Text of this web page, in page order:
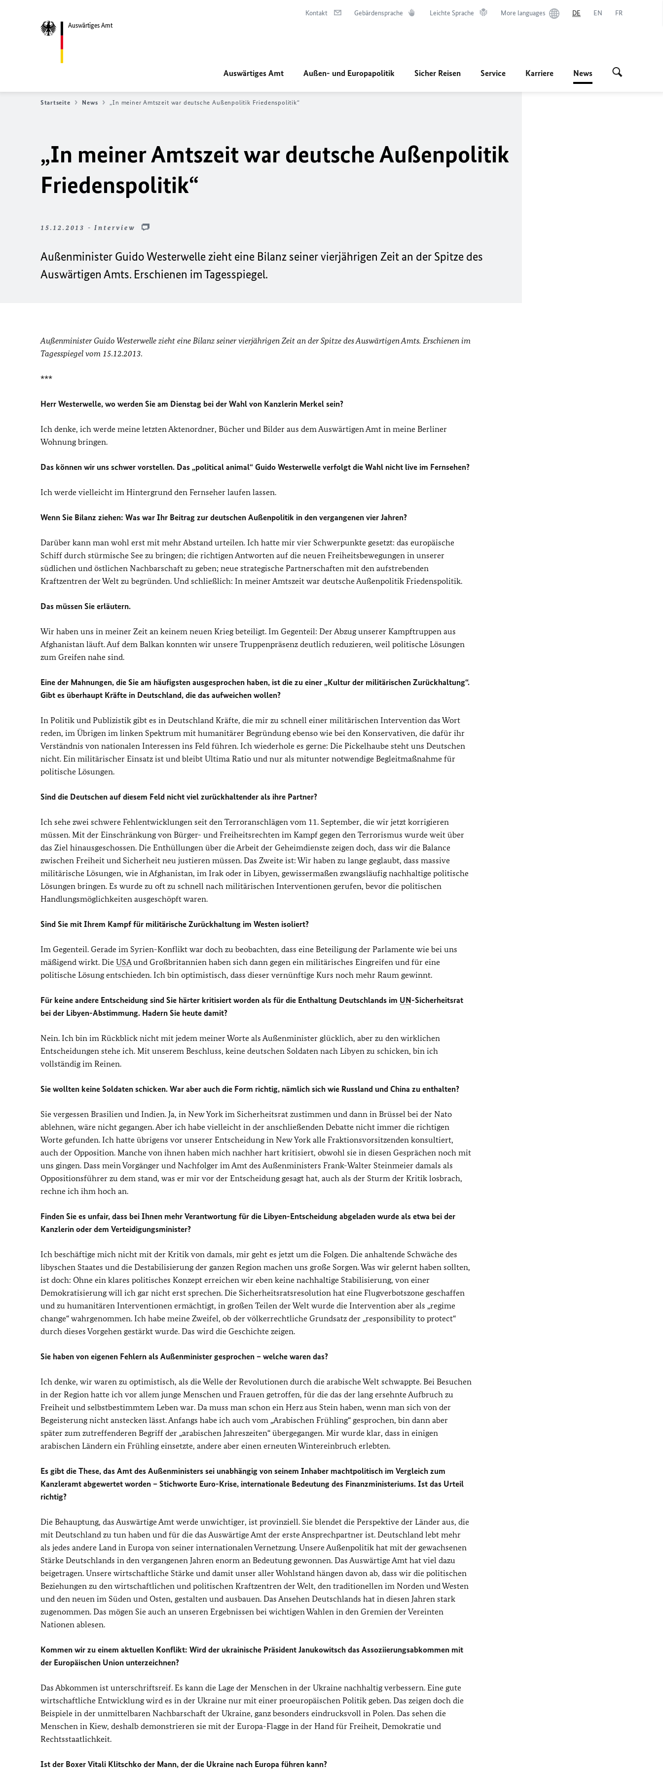
Auswärtiges Amt
Kontakt Gebärdensprache Leichte Sprache More languages DE EN FR
Auswärtiges Amt Außen- und Europapolitik Sicher Reisen Service Karriere News
Startseite News „In meiner Amtszeit war deutsche Außenpolitik Friedenspolitik“
„In meiner Amtszeit war deutsche Außenpolitik
Friedenspolitik“
15.12.2013 - Interview
Außenminister Guido Westerwelle zieht eine Bilanz seiner vierjährigen Zeit an der Spitze des
Auswärtigen Amts. Erschienen im Tagesspiegel.
Außenminister Guido Westerwelle zieht eine Bilanz seiner vierjährigen Zeit an der Spitze des Auswärtigen Amts. Erschienen im
Tagesspiegel vom 15.12.2013.
***
Herr Westerwelle, wo werden Sie am Dienstag bei der Wahl von Kanzlerin Merkel sein?
Ich denke, ich werde meine letzten Aktenordner, Bücher und Bilder aus dem Auswärtigen Amt in meine Berliner
Wohnung bringen.
Das können wir uns schwer vorstellen. Das „political animal“ Guido Westerwelle verfolgt die Wahl nicht live im Fernsehen?
Ich werde vielleicht im Hintergrund den Fernseher laufen lassen.
Wenn Sie Bilanz ziehen: Was war Ihr Beitrag zur deutschen Außenpolitik in den vergangenen vier Jahren?
Darüber kann man wohl erst mit mehr Abstand urteilen. Ich hatte mir vier Schwerpunkte gesetzt: das europäische
Schiff durch stürmische See zu bringen; die richtigen Antworten auf die neuen Freiheitsbewegungen in unserer
südlichen und östlichen Nachbarschaft zu geben; neue strategische Partnerschaften mit den aufstrebenden
Kraftzentren der Welt zu begründen. Und schließlich: In meiner Amtszeit war deutsche Außenpolitik Friedenspolitik.
Das müssen Sie erläutern.
Wir haben uns in meiner Zeit an keinem neuen Krieg beteiligt. Im Gegenteil: Der Abzug unserer Kampftruppen aus
Afghanistan läuft. Auf dem Balkan konnten wir unsere Truppenpräsenz deutlich reduzieren, weil politische Lösungen
zum Greifen nahe sind.
Eine der Mahnungen, die Sie am häufigsten ausgesprochen haben, ist die zu einer „Kultur der militärischen Zurückhaltung“.
Gibt es überhaupt Kräfte in Deutschland, die das aufweichen wollen?
In Politik und Publizistik gibt es in Deutschland Kräfte, die mir zu schnell einer militärischen Intervention das Wort
reden, im Übrigen im linken Spektrum mit humanitärer Begründung ebenso wie bei den Konservativen, die dafür ihr
Verständnis von nationalen Interessen ins Feld führen. Ich wiederhole es gerne: Die Pickelhaube steht uns Deutschen
nicht. Ein militärischer Einsatz ist und bleibt Ultima Ratio und nur als mitunter notwendige Begleitmaßnahme für
politische Lösungen.
Sind die Deutschen auf diesem Feld nicht viel zurückhaltender als ihre Partner?
Ich sehe zwei schwere Fehlentwicklungen seit den Terroranschlägen vom 11. September, die wir jetzt korrigieren
müssen. Mit der Einschränkung von Bürger- und Freiheitsrechten im Kampf gegen den Terrorismus wurde weit über
das Ziel hinausgeschossen. Die Enthüllungen über die Arbeit der Geheimdienste zeigen doch, dass wir die Balance
zwischen Freiheit und Sicherheit neu justieren müssen. Das Zweite ist: Wir haben zu lange geglaubt, dass massive
militärische Lösungen, wie in Afghanistan, im Irak oder in Libyen, gewissermaßen zwangsläufig nachhaltige politische
Lösungen bringen. Es wurde zu oft zu schnell nach militärischen Interventionen gerufen, bevor die politischen
Handlungsmöglichkeiten ausgeschöpft waren.
Sind Sie mit Ihrem Kampf für militärische Zurückhaltung im Westen isoliert?
Im Gegenteil. Gerade im Syrien-Konflikt war doch zu beobachten, dass eine Beteiligung der Parlamente wie bei uns
mäßigend wirkt. Die USAund Großbritannien haben sich dann gegen ein militärisches Eingreifen und für eine
politische Lösung entschieden. Ich bin optimistisch, dass dieser vernünftige Kurs noch mehr Raum gewinnt.
Für keine andere Entscheidung sind Sie härter kritisiert worden als für die Enthaltung Deutschlands im UN-Sicherheitsrat
bei der Libyen-Abstimmung. Hadern Sie heute damit?
Nein. Ich bin im Rückblick nicht mit jedem meiner Worte als Außenminister glücklich, aber zu den wirklichen
Entscheidungen stehe ich. Mit unserem Beschluss, keine deutschen Soldaten nach Libyen zu schicken, bin ich
vollständig im Reinen.
Sie wollten keine Soldaten schicken. War aber auch die Form richtig, nämlich sich wie Russland und China zu enthalten?
Sie vergessen Brasilien und Indien. Ja, in New York im Sicherheitsrat zustimmen und dann in Brüssel bei der Nato
ablehnen, wäre nicht gegangen. Aber ich habe vielleicht in der anschließenden Debatte nicht immer die richtigen
Worte gefunden. Ich hatte übrigens vor unserer Entscheidung in New York alle Fraktionsvorsitzenden konsultiert,
auch der Opposition. Manche von ihnen haben mich nachher hart kritisiert, obwohl sie in diesen Gesprächen noch mit
uns gingen. Dass mein Vorgänger und Nachfolger im Amt des Außenministers Frank-Walter Steinmeier damals als
Oppositionsführer zu dem stand, was er mir vor der Entscheidung gesagt hat, auch als der Sturm der Kritik losbrach,
rechne ich ihm hoch an.
Finden Sie es unfair, dass bei Ihnen mehr Verantwortung für die Libyen-Entscheidung abgeladen wurde als etwa bei der
Kanzlerin oder dem Verteidigungsminister?
Ich beschäftige mich nicht mit der Kritik von damals, mir geht es jetzt um die Folgen. Die anhaltende Schwäche des
libyschen Staates und die Destabilisierung der ganzen Region machen uns große Sorgen. Was wir gelernt haben sollten,
ist doch: Ohne ein klares politisches Konzept erreichen wir eben keine nachhaltige Stabilisierung, von einer
Demokratisierung will ich gar nicht erst sprechen. Die Sicherheitsratsresolution hat eine Flugverbotszone geschaffen
und zu humanitären Interventionen ermächtigt, in großen Teilen der Welt wurde die Intervention aber als „regime
change“ wahrgenommen. Ich habe meine Zweifel, ob der völkerrechtliche Grundsatz der „responsibility to protect“
durch dieses Vorgehen gestärkt wurde. Das wird die Geschichte zeigen.
Sie haben von eigenen Fehlern als Außenminister gesprochen – welche waren das?
Ich denke, wir waren zu optimistisch, als die Welle der Revolutionen durch die arabische Welt schwappte. Bei Besuchen
in der Region hatte ich vor allem junge Menschen und Frauen getroffen, für die das der lang ersehnte Aufbruch zu
Freiheit und selbstbestimmtem Leben war. Da muss man schon ein Herz aus Stein haben, wenn man sich von der
Begeisterung nicht anstecken lässt. Anfangs habe ich auch vom „Arabischen Frühling“ gesprochen, bin dann aber
später zum zutreffenderen Begriff der „arabischen Jahreszeiten“ übergegangen. Mir wurde klar, dass in einigen
arabischen Ländern ein Frühling einsetzte, andere aber einen erneuten Wintereinbruch erlebten.
Es gibt die These, das Amt des Außenministers sei unabhängig von seinem Inhaber machtpolitisch im Vergleich zum
Kanzleramt abgewertet worden – Stichworte Euro-Krise, internationale Bedeutung des Finanzministeriums. Ist das Urteil
richtig?
Die Behauptung, das Auswärtige Amt werde unwichtiger, ist provinziell. Sie blendet die Perspektive der Länder aus, die
mit Deutschland zu tun haben und für die das Auswärtige Amt der erste Ansprechpartner ist. Deutschland lebt mehr
als jedes andere Land in Europa von seiner internationalen Vernetzung. Unsere Außenpolitik hat mit der gewachsenen
Stärke Deutschlands in den vergangenen Jahren enorm an Bedeutung gewonnen. Das Auswärtige Amt hat viel dazu
beigetragen. Unsere wirtschaftliche Stärke und damit unser aller Wohlstand hängen davon ab, dass wir die politischen
Beziehungen zu den wirtschaftlichen und politischen Kraftzentren der Welt, den traditionellen im Norden und Westen
und den neuen im Süden und Osten, gestalten und ausbauen. Das Ansehen Deutschlands hat in diesen Jahren stark
zugenommen. Das mögen Sie auch an unseren Ergebnissen bei wichtigen Wahlen in den Gremien der Vereinten
Nationen ablesen.
Kommen wir zu einem aktuellen Konflikt: Wird der ukrainische Präsident Janukowitsch das Assoziierungsabkommen mit
der Europäischen Union unterzeichnen?
Das Abkommen ist unterschriftsreif. Es kann die Lage der Menschen in der Ukraine nachhaltig verbessern. Eine gute
wirtschaftliche Entwicklung wird es in der Ukraine nur mit einer proeuropäischen Politik geben. Das zeigen doch die
Beispiele in der unmittelbaren Nachbarschaft der Ukraine, ganz besonders eindrucksvoll in Polen. Das sehen die
Menschen in Kiew, deshalb demonstrieren sie mit der Europa-Flagge in der Hand für Freiheit, Demokratie und
Rechtsstaatlichkeit.
Ist der Boxer Vitali Klitschko der Mann, der die Ukraine nach Europa führen kann?